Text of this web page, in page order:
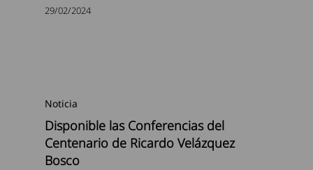
29/02/2024
Noticia
Disponible las Conferencias del
Centenario de Ricardo Velázquez
Bosco